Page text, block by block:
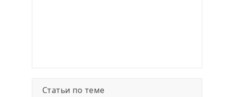
Статьи по теме